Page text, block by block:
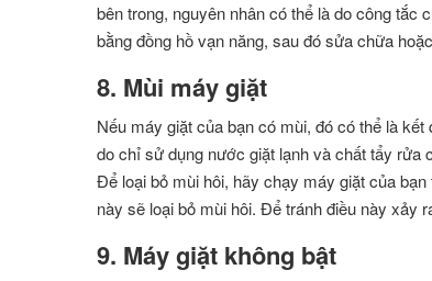
bên trong, nguyên nhân có thể là do công tắc
bằng đồng hồ vạn năng, sau đó sửa chữa
8. Mùi máy giặt
Nếu máy giặt của bạn có mùi, đó có thể là
do chỉ sử dụng nước giặt lạnh và chất tẩy rửa
Để loại bỏ mùi hôi, hãy chạy máy giặt của
này sẽ loại bỏ mùi hôi. Để tránh điều này xảy
9. Máy giặt không bật